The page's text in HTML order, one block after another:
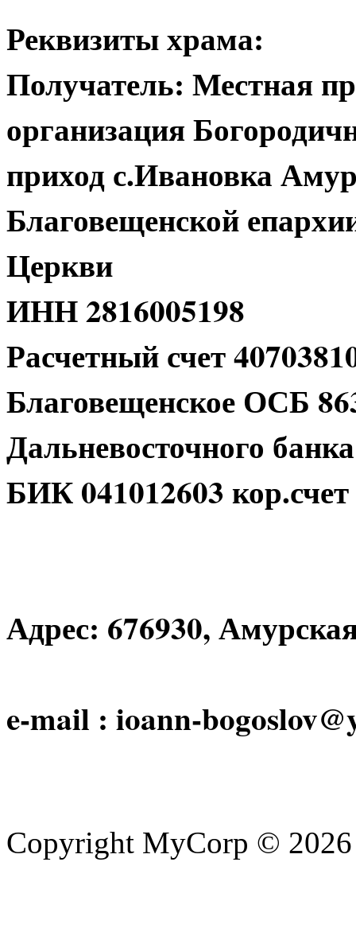
Реквизиты храма:
Получатель: Местная
организация
приход с.Ивановка
Благовещенской
Церкви
ИНН 2816005198
Расчетный счет
Благовещенское ОСБ
Дальневосточного банка
БИК 041012603
Адрес: 676930,
e-mail : ioann-
Copyright MyCorp ©